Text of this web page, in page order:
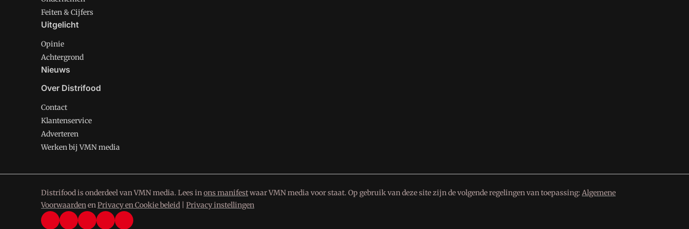
Feiten & Cijfers
Uitgelicht
Opinie
Achtergrond
Nieuws
Over Distrifood
Contact
Klantenservice
Adverteren
Werken bij VMN media
Distrifood is onderdeel van VMN media. Lees inons manifestwaar VMN media voor staat. Op gebruik van deze site zijn de volgende regelingen van toepassing: Algemene
VoorwaardenenPrivacy en Cookie beleid Privacy instellingen